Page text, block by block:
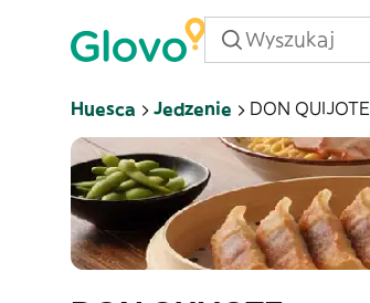
Huesca Jedzenie DON QUIJOTE